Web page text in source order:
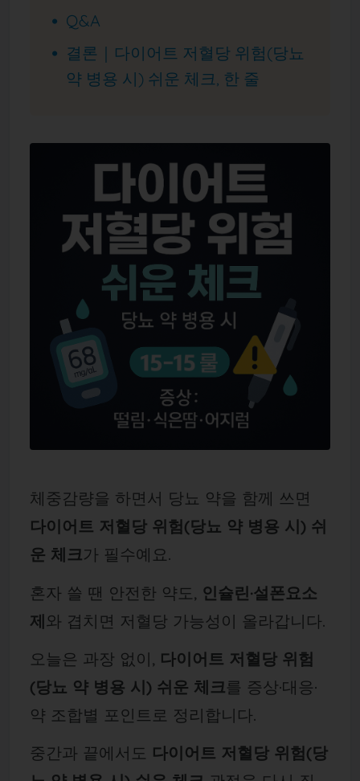
Q&A
결론｜다이어트 저혈당 위험(당뇨
약 병용 시) 쉬운 체크, 한 줄
체중감량을 하면서 당뇨 약을 함께 쓰면
다이어트 저혈당 위험(당뇨 약 병용 시) 쉬
운 체크가 필수예요.
혼자 쓸 땐 안전한 약도, 인슐린·설폰요소
제와 겹치면 저혈당 가능성이 올라갑니다.
오늘은 과장 없이, 다이어트 저혈당 위험
(당뇨 약 병용 시) 쉬운 체크를 증상·대응·
약 조합별 포인트로 정리합니다.
중간과 끝에서도 다이어트 저혈당 위험(당